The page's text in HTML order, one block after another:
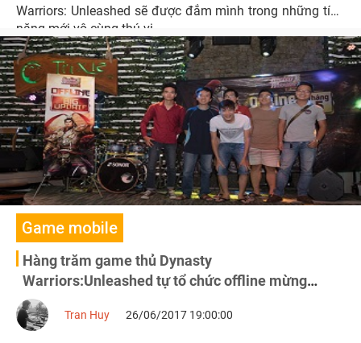
Warriors: Unleashed sẽ được đắm mình trong những tính
năng mới vô cùng thú vị.
Game mobile
Hàng trăm game thủ Dynasty
Warriors:Unleashed tự tổ chức offline mừng
phiên bản mới
Tran Huy 26/06/2017 19:00:00